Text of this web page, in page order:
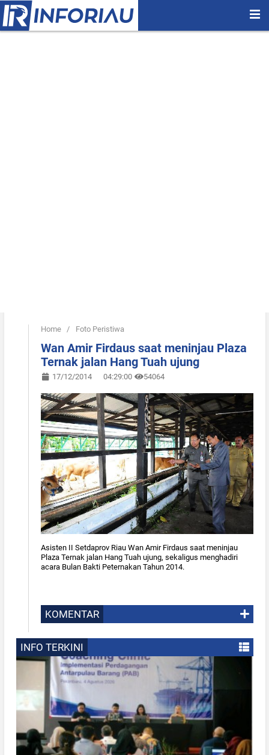
Home / Foto Peristiwa
Wan Amir Firdaus saat meninjau Plaza
Ternak jalan Hang Tuah ujung
17/12/2014 04:29:00 54064
Asisten II Setdaprov Riau Wan Amir Firdaus saat meninjau
Plaza Ternak jalan Hang Tuah ujung, sekaligus menghadiri
acara Bulan Bakti Peternakan Tahun 2014.
KOMENTAR
INFO TERKINI